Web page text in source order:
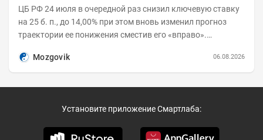
ЦБ РФ 24 июля в очередной раз снизил ключевую ставку
на 25 б. п., до 14,00% при этом вновь изменил прогноз
траектории ее понижения сместив его «вправо».
Mozgovik
06.08.2026
Установите приложение Смартлаба: